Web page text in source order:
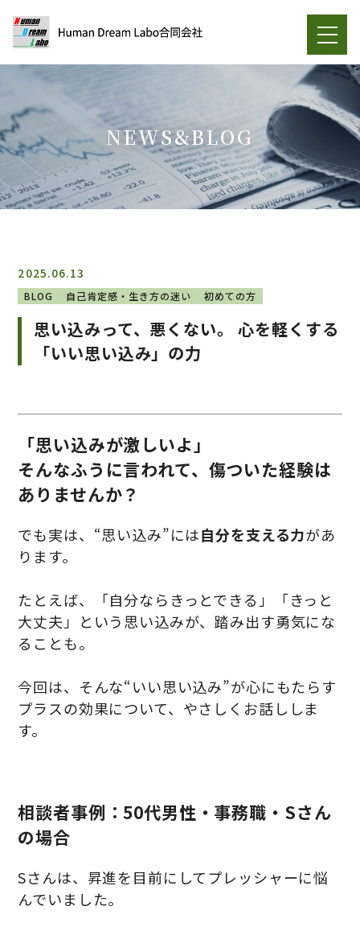
NEWS&BLOG
思い込みって、悪くない。 心を軽くする
「いい思い込み」の力
BLOG 自己肯定感・生き方の迷い 初めての方
2025.06.13
「思い込みが激しいよ」
そんなふうに言われて、傷ついた経験は
ありませんか？
でも実は、“思い込み”には自分を支える力があ
ります。
たとえば、「自分ならきっとできる」「きっと
大丈夫」という思い込みが、踏み出す勇気にな
ることも。
今回は、そんな“いい思い込み”が心にもたらす
プラスの効果について、やさしくお話ししま
す。
相談者事例：50代男性・事務職・Sさん
の場合
Sさんは、昇進を目前にしてプレッシャーに悩
んでいました。